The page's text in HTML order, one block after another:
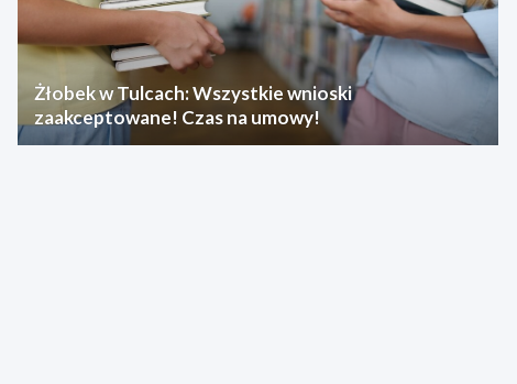
Żłobek w Tulcach: Wszystkie wnioski
zaakceptowane! Czas na umowy!